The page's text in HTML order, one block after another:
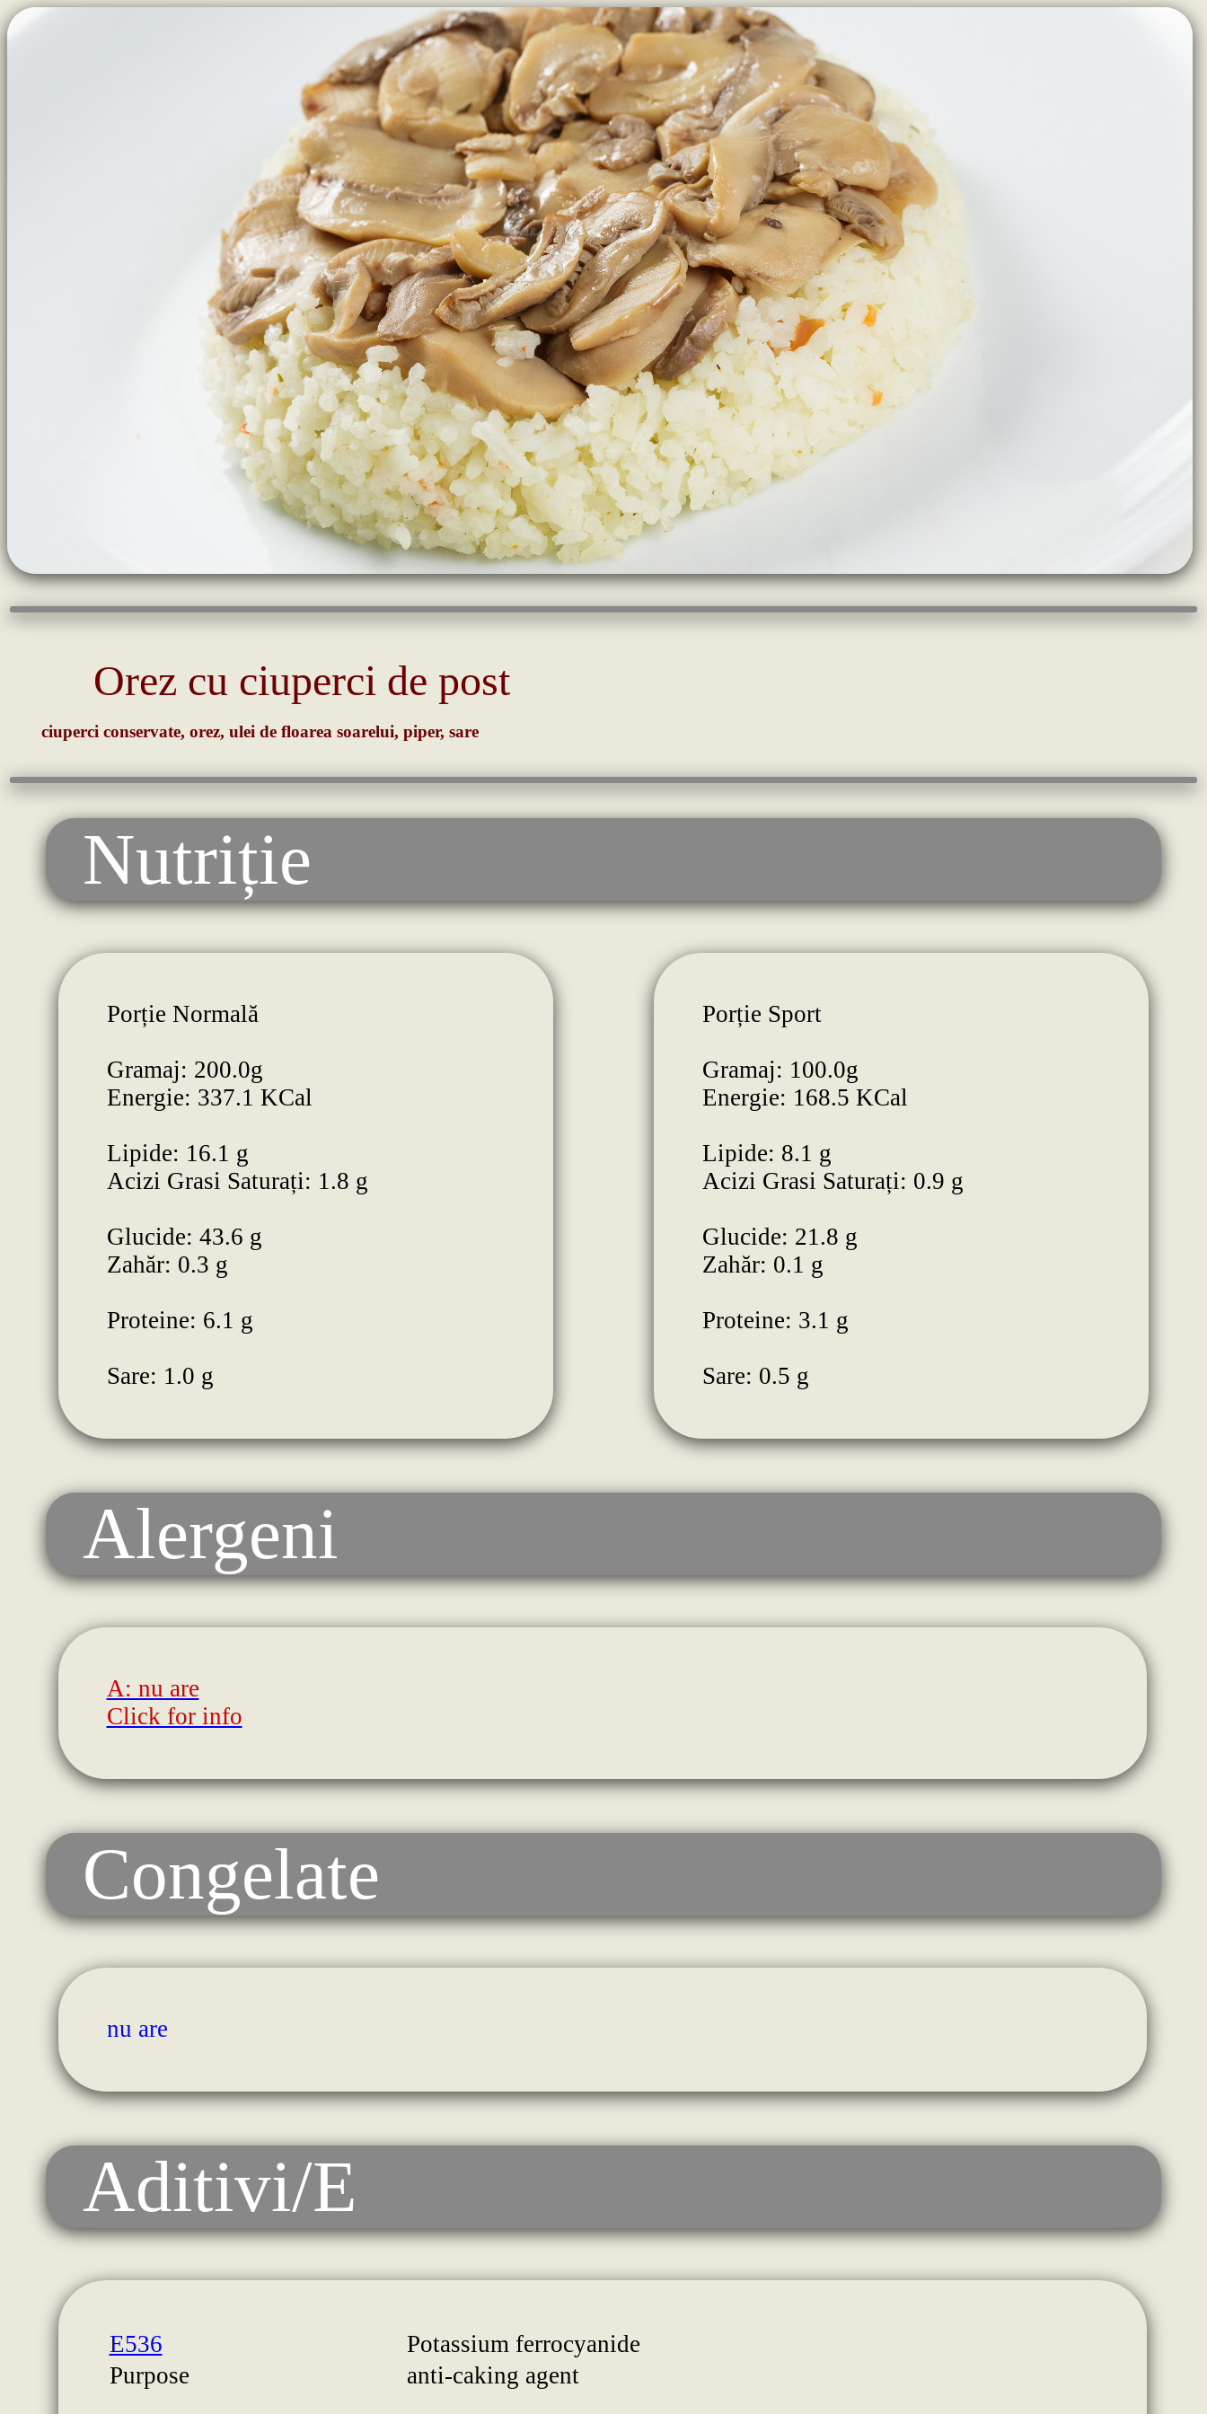
Orez cu ciuperci de post
ciuperci conservate, orez, ulei de floarea soarelui, piper, sare
Nutriție
Porție Normală
Gramaj: 200.0g
Energie: 337.1 KCal
Lipide: 16.1 g
Acizi Grasi Saturați: 1.8 g
Glucide: 43.6 g
Zahăr: 0.3 g
Proteine: 6.1 g
Sare: 1.0 g
Porție Sport
Gramaj: 100.0g
Energie: 168.5 KCal
Lipide: 8.1 g
Acizi Grasi Saturați: 0.9 g
Glucide: 21.8 g
Zahăr: 0.1 g
Proteine: 3.1 g
Sare: 0.5 g
Alergeni
A: nu are
Click for info
Congelate
nu are
Aditivi/E
E536
Potassium ferrocyanide
Purpose
anti-caking agent